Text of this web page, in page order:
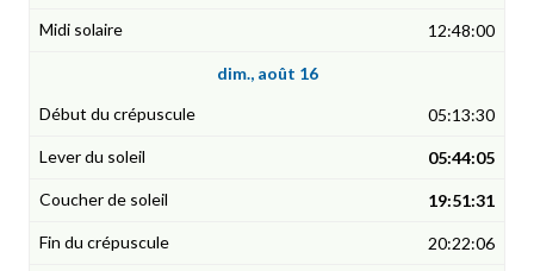
12:48:00
dim., août 16
05:13:30
05:44:05
19:51:31
20:22:06